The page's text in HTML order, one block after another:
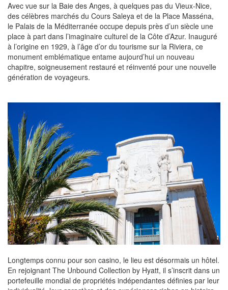
Avec vue sur la Baie des Anges, à quelques pas du Vieux-Nice,
des célèbres marchés du Cours Saleya et de la Place Masséna,
le Palais de la Méditerranée occupe depuis près d’un siècle une
place à part dans l’imaginaire culturel de la Côte d’Azur. Inauguré
à l’origine en 1929, à l’âge d’or du tourisme sur la Riviera, ce
monument emblématique entame aujourd’hui un nouveau
chapitre, soigneusement restauré et réinventé pour une nouvelle
génération de voyageurs.
Longtemps connu pour son casino, le lieu est désormais un hôtel.
En rejoignant The Unbound Collection by Hyatt, il s’inscrit dans un
portefeuille mondial de propriétés indépendantes définies par leur